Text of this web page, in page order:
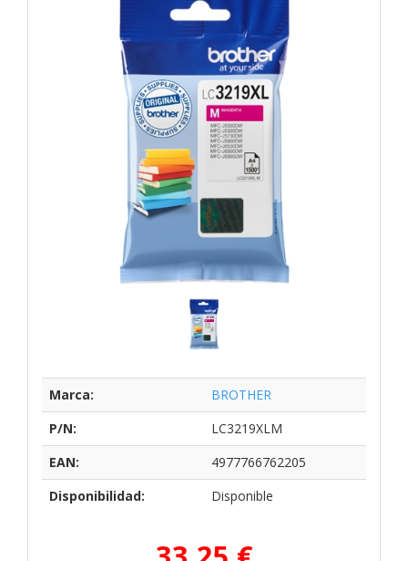
Marca:
BROTHER
P/N:
LC3219XLM
EAN:
4977766762205
Disponibilidad:
Disponible